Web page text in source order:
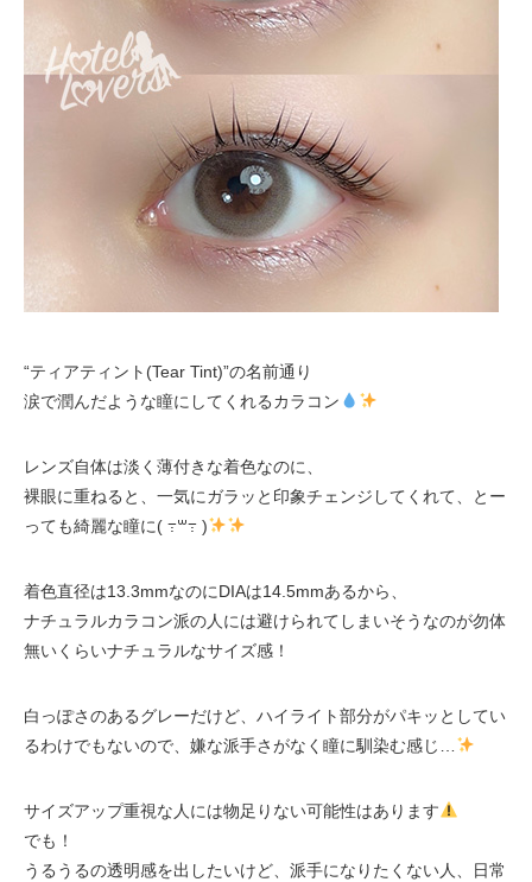
“ティアティント(Tear Tint)”の名前通り
涙で潤んだような瞳にしてくれるカラコン
レンズ自体は淡く薄付きな着色なのに、
裸眼に重ねると、一気にガラッと印象チェンジしてくれて、とー
っても綺麗な瞳に( ߹꒳߹ )
着色直径は13.3mmなのにDIAは14.5mmあるから、
ナチュラルカラコン派の人には避けられてしまいそうなのが勿体
無いくらいナチュラルなサイズ感！
白っぽさのあるグレーだけど、ハイライト部分がパキッとしてい
るわけでもないので、嫌な派手さがなく瞳に馴染む感じ…
サイズアップ重視な人には物足りない可能性はあります
でも！
うるうるの透明感を出したいけど、派手になりたくない人、日常